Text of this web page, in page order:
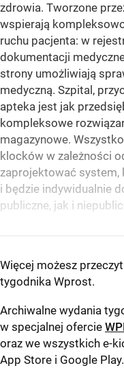
zdrowia. Tworzone
wspierają
ruchu pacjenta: w
dokumentacji
strony umożliwiają
medyczną. Szpital,
apteka jest jak
kompleksowe
magazynowe.
klocków w zależności
zaprojektować system,
i będzie indywidualnie
publiczne, jak i
Więcej możesz
tygodnika Wprost.
Archiwalne wydania
w specjalnej ofercie
oraz we wszystkich e-
App Store i Google Play.